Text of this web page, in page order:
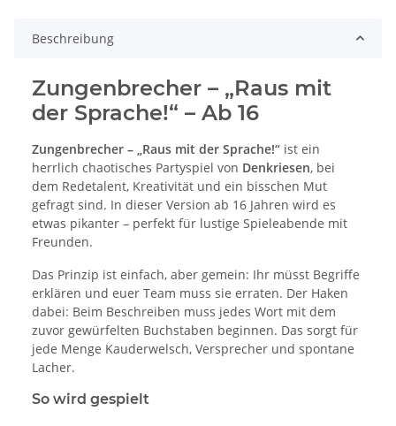
Beschreibung
Zungenbrecher – „Raus mit
der Sprache!“ – Ab 16
Zungenbrecher – „Raus mit der Sprache!“ ist ein
herrlich chaotisches Partyspiel von Denkriesen, bei
dem Redetalent, Kreativität und ein bisschen Mut
gefragt sind. In dieser Version ab 16 Jahren wird es
etwas pikanter – perfekt für lustige Spieleabende mit
Freunden.
Das Prinzip ist einfach, aber gemein: Ihr müsst Begriffe
erklären und euer Team muss sie erraten. Der Haken
dabei: Beim Beschreiben muss jedes Wort mit dem
zuvor gewürfelten Buchstaben beginnen. Das sorgt für
jede Menge Kauderwelsch, Versprecher und spontane
Lacher.
So wird gespielt